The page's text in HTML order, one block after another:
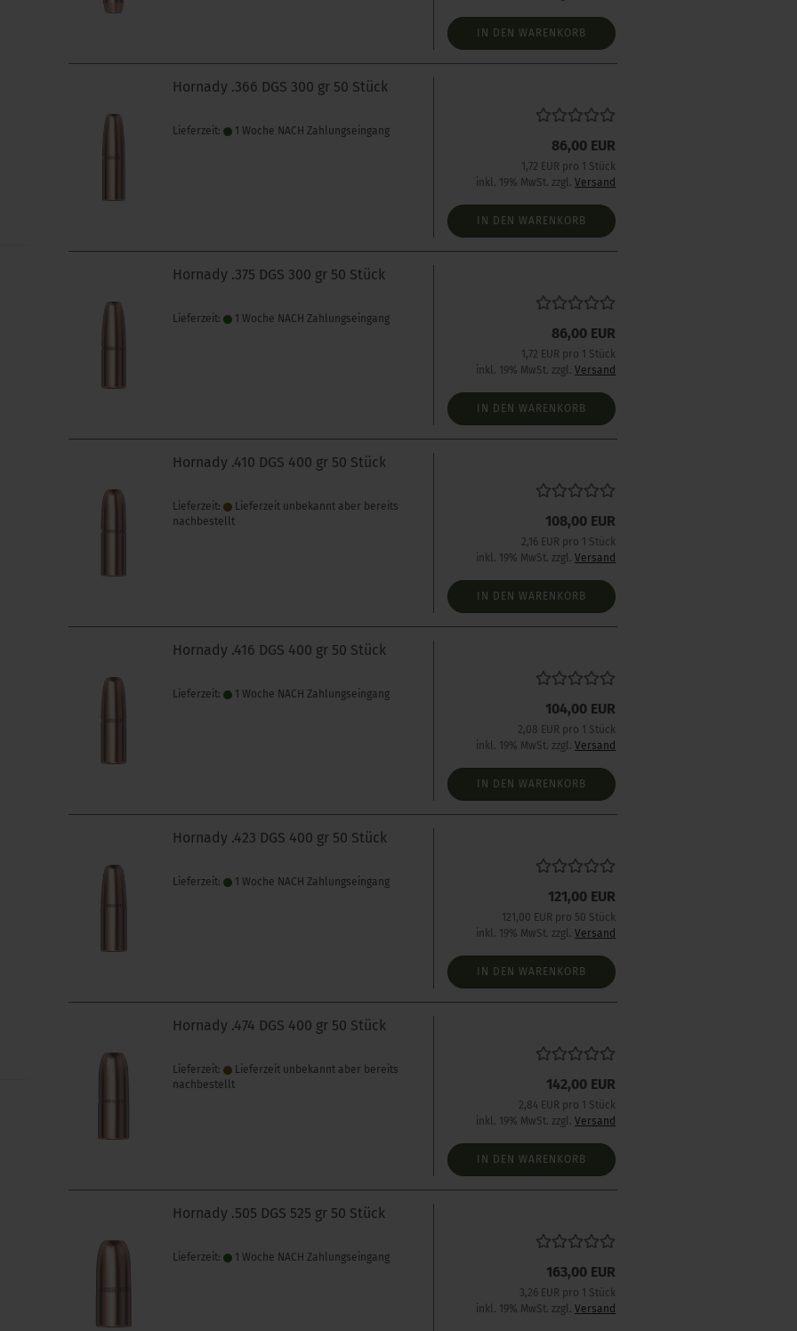
IN DEN WARENKORB
Hornady .366 DGS 300 gr 50 Stück
Lieferzeit: 1 Woche NACH Zahlungseingang
86,00 EUR
1,72 EUR pro 1 Stück
inkl. 19% MwSt. zzgl.Versand
IN DEN WARENKORB
Hornady .375 DGS 300 gr 50 Stück
Lieferzeit: 1 Woche NACH Zahlungseingang
86,00 EUR
1,72 EUR pro 1 Stück
inkl. 19% MwSt. zzgl.Versand
IN DEN WARENKORB
Hornady .410 DGS 400 gr 50 Stück
Lieferzeit:
Lieferzeit unbekannt aber bereits
nachbestellt
108,00 EUR
2,16 EUR pro 1 Stück
inkl. 19% MwSt. zzgl.Versand
IN DEN WARENKORB
Hornady .416 DGS 400 gr 50 Stück
Lieferzeit: 1 Woche NACH Zahlungseingang
104,00 EUR
2,08 EUR pro 1 Stück
inkl. 19% MwSt. zzgl.Versand
IN DEN WARENKORB
Hornady .423 DGS 400 gr 50 Stück
Lieferzeit: 1 Woche NACH Zahlungseingang
121,00 EUR
121,00 EUR pro 50 Stück
inkl. 19% MwSt. zzgl.Versand
IN DEN WARENKORB
Hornady .474 DGS 400 gr 50 Stück
Lieferzeit:
Lieferzeit unbekannt aber bereits
nachbestellt
142,00 EUR
2,84 EUR pro 1 Stück
inkl. 19% MwSt. zzgl.Versand
IN DEN WARENKORB
Hornady .505 DGS 525 gr 50 Stück
Lieferzeit: 1 Woche NACH Zahlungseingang
163,00 EUR
3,26 EUR pro 1 Stück
inkl. 19% MwSt. zzgl.Versand